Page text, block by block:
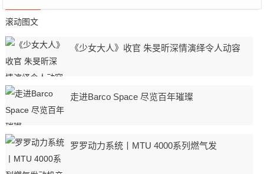
滚动图文
《少女大人》收官 朱旻昕深情演绎令人动容
走进Barco Space 尽览百年璀璨
罗罗动力系统丨MTU 4000系列燃气发